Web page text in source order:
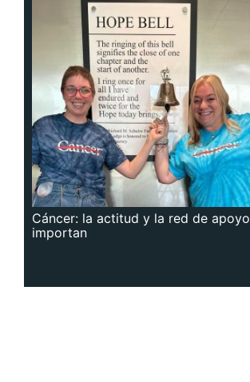
Cáncer: la actitud y la red de apoyo
importan